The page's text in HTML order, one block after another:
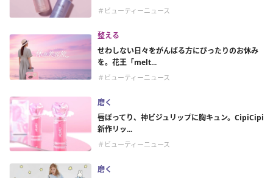
＃ビューティーニュース
整える
せわしない日々をがんばる方にぴったりのお休み
を。花王「melt...
＃ビューティーニュース
磨く
唇ぽってり、神ビジュリップに胸キュン。CipiCipi
新作リッ...
＃ビューティーニュース
磨く